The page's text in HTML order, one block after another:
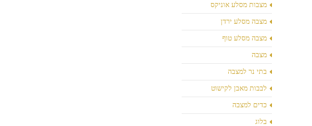
מצבות מסלע אוניקס
מצבה מסלע ירדן
מצבה מסלע טוף
מצבה
בתי נר למצבה
לבבות מאבן לקישוט
כדים למצבה
בלוג